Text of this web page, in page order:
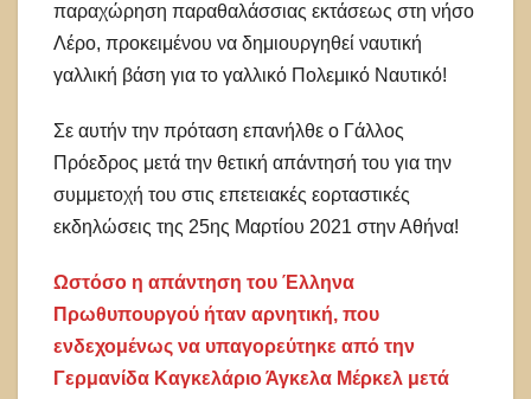
παραχώρηση παραθαλάσσιας εκτάσεως στη νήσο
Λέρο, προκειμένου να δημιουργηθεί ναυτική
γαλλική βάση για το γαλλικό Πολεμικό Ναυτικό!
Σε αυτήν την πρόταση επανήλθε ο Γάλλος
Πρόεδρος μετά την θετική απάντησή του για την
συμμετοχή του στις επετειακές εορταστικές
εκδηλώσεις της 25ης Μαρτίου 2021 στην Αθήνα!
Ωστόσο η απάντηση του Έλληνα
Πρωθυπουργού ήταν αρνητική, που
ενδεχομένως να υπαγορεύτηκε από την
Γερμανίδα Καγκελάριο Άγκελα Μέρκελ μετά